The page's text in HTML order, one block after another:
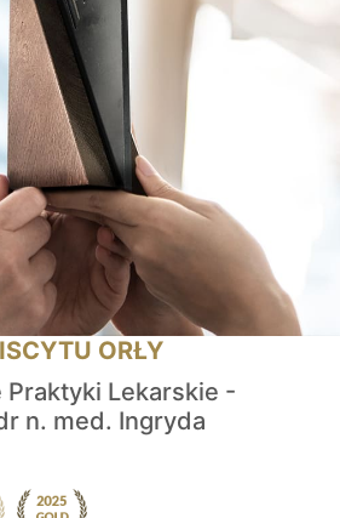
ORŁY
Lekarskie -
n. med. Ingryda